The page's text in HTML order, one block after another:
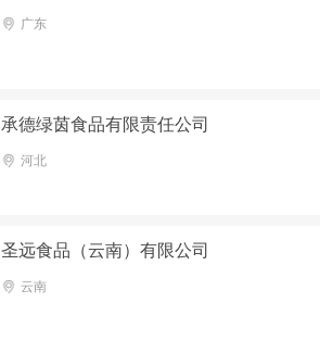
广东
承德绿茵食品有限责任公司
河北
圣远食品（云南）有限公司
云南